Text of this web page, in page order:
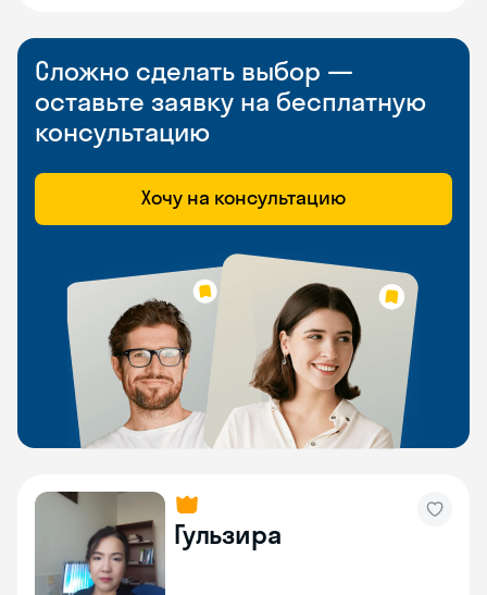
Сложно сделать выбор —
оставьте заявку на бесплатную
консультацию
Хочу на консультацию
Гульзира